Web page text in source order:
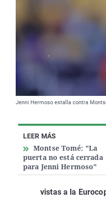
Jenni Hermoso estalla contra
LEER MÁS
Montse Tomé: "La
puerta no está cerrada
para Jenni Hermoso"
vistas a la